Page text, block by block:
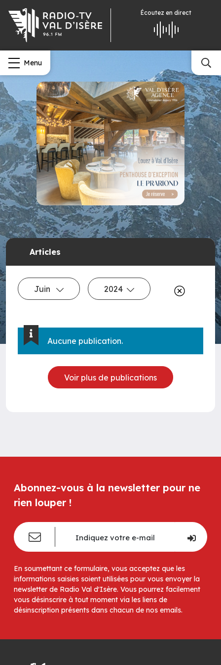
Écoutez en direct
Menu
Articles
Juin 2024
Aucune publication.
Voir plus de publications
Abonnez-vous à la newsletter pour ne
rien louper !
En soumettant ce formulaire, vous acceptez que les
informations saisies soient utilisées pour vous envoyer la
newsletter de Radio Val d'Isère. Vous pourrez facilement
vous désinscrire à tout moment via les liens de
désinscription présents dans chacun de nos emails.